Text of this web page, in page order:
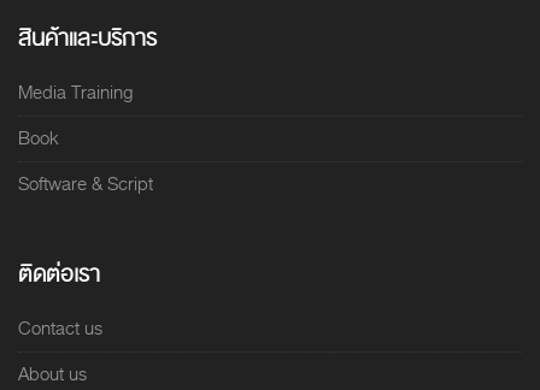
สินค้าและบริการ
Media Training
Book
Software & Script
ติดต่อเรา
Contact us
About us